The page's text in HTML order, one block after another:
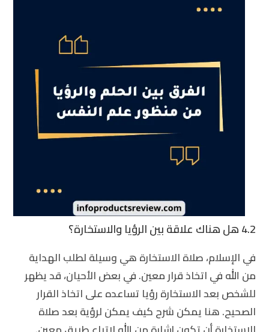
4.2 هل هناك علاقة بين الرؤيا والاستخارة؟
في الإسلام، صلاة الاستخارة هي وسيلة لطلب الهداية
من الله في اتخاذ قرار معين. في بعض الأحيان، قد يظهر
للشخص بعد الاستخارة رؤيا تساعده على اتخاذ القرار
الصحيح. هنا يمكن شرح كيف يمكن لرؤية بعد صلاة